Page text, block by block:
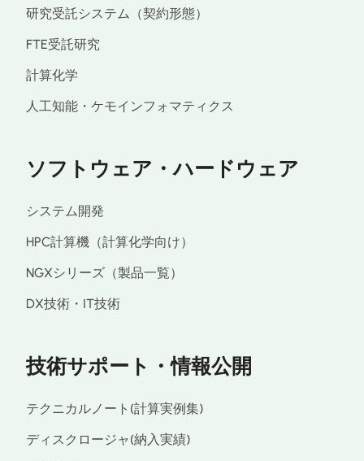
研究受託システム（契約形態）
FTE受託研究
計算化学
人工知能・ケモインフォマティクス
ソフトウェア・ハードウェア
システム開発
HPC計算機（計算化学向け）
NGXシリーズ（製品一覧）
DX技術・IT技術
技術サポート・情報公開
テクニカルノート(計算実例集)
ディスクロージャ(納入実績)